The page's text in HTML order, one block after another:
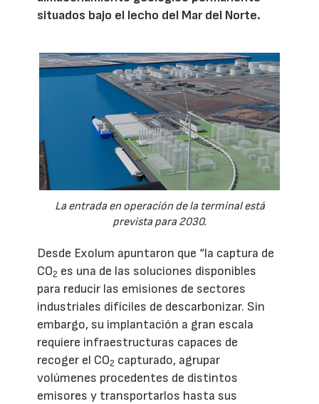
situados bajo el lecho del Mar del Norte.
La entrada en operación de la terminal está
prevista para 2030.
Desde Exolum apuntaron que “la captura de
CO2 es una de las soluciones disponibles
para reducir las emisiones de sectores
industriales difíciles de descarbonizar. Sin
embargo, su implantación a gran escala
requiere infraestructuras capaces de
recoger el CO2 capturado, agrupar
volúmenes procedentes de distintos
emisores y transportarlos hasta sus